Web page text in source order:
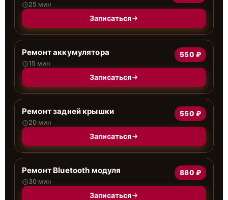
25 мин
Записаться
Ремонт аккумулятора
15 мин
550 ₽
Записаться
Ремонт задней крышки
20 мин
550 ₽
Записаться
Ремонт Bluetooth модуля
30 мин
880 ₽
Записаться